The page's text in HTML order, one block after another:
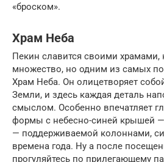
«броском».
Храм Неба
Пекин славится своими храмами,
множество, но одним из самых
Храм Неба. Он олицетворяет
Земли, и здесь каждая деталь
смыслом. Особенно впечатляет
формы с небесно-синей крышей
— поддерживаемой колоннами,
времена года. Ну а после
прогуляйтесь по прилегающему